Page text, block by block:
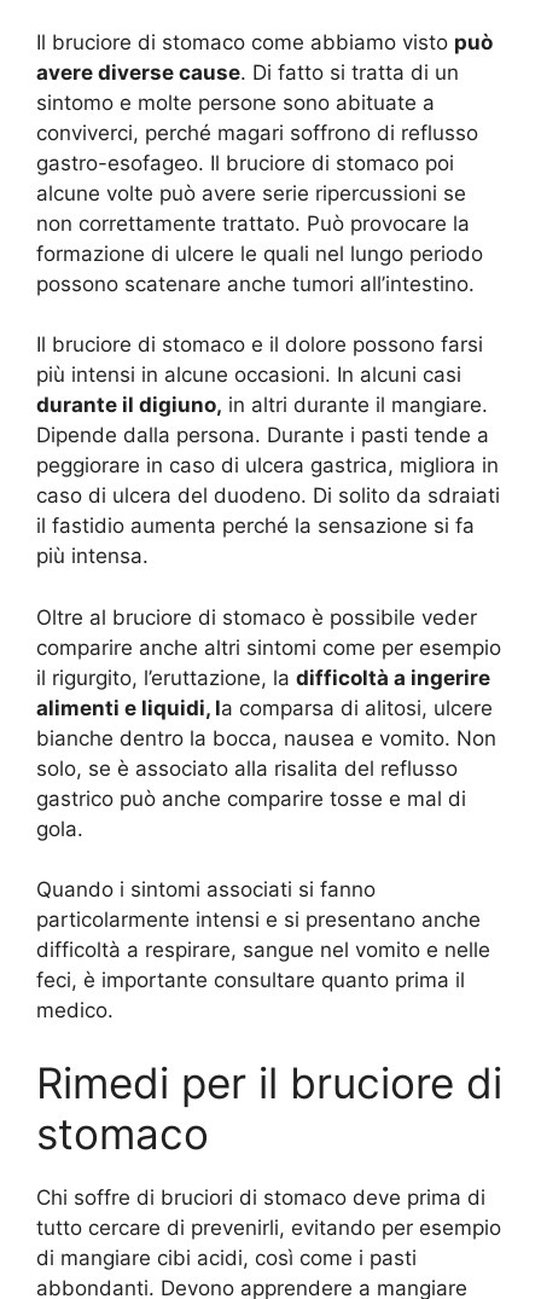
Il bruciore di stomaco come abbiamo visto può
avere diverse cause. Di fatto si tratta di un
sintomo e molte persone sono abituate a
conviverci, perché magari soffrono di reflusso
gastro-esofageo. Il bruciore di stomaco poi
alcune volte può avere serie ripercussioni se
non correttamente trattato. Può provocare la
formazione di ulcere le quali nel lungo periodo
possono scatenare anche tumori all’intestino.
Il bruciore di stomaco e il dolore possono farsi
più intensi in alcune occasioni. In alcuni casi
durante il digiuno, in altri durante il mangiare.
Dipende dalla persona. Durante i pasti tende a
peggiorare in caso di ulcera gastrica, migliora in
caso di ulcera del duodeno. Di solito da sdraiati
il fastidio aumenta perché la sensazione si fa
più intensa.
Oltre al bruciore di stomaco è possibile veder
comparire anche altri sintomi come per esempio
il rigurgito, l’eruttazione, la difficoltà a ingerire
alimenti e liquidi, la comparsa di alitosi, ulcere
bianche dentro la bocca, nausea e vomito. Non
solo, se è associato alla risalita del reflusso
gastrico può anche comparire tosse e mal di
gola.
Quando i sintomi associati si fanno
particolarmente intensi e si presentano anche
difficoltà a respirare, sangue nel vomito e nelle
feci, è importante consultare quanto prima il
medico.
Rimedi per il bruciore di
stomaco
Chi soffre di bruciori di stomaco deve prima di
tutto cercare di prevenirli, evitando per esempio
di mangiare cibi acidi, così come i pasti
abbondanti. Devono apprendere a mangiare